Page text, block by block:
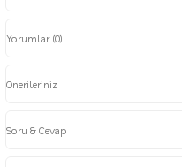
Yorumlar (0)
Önerileriniz
Soru & Cevap